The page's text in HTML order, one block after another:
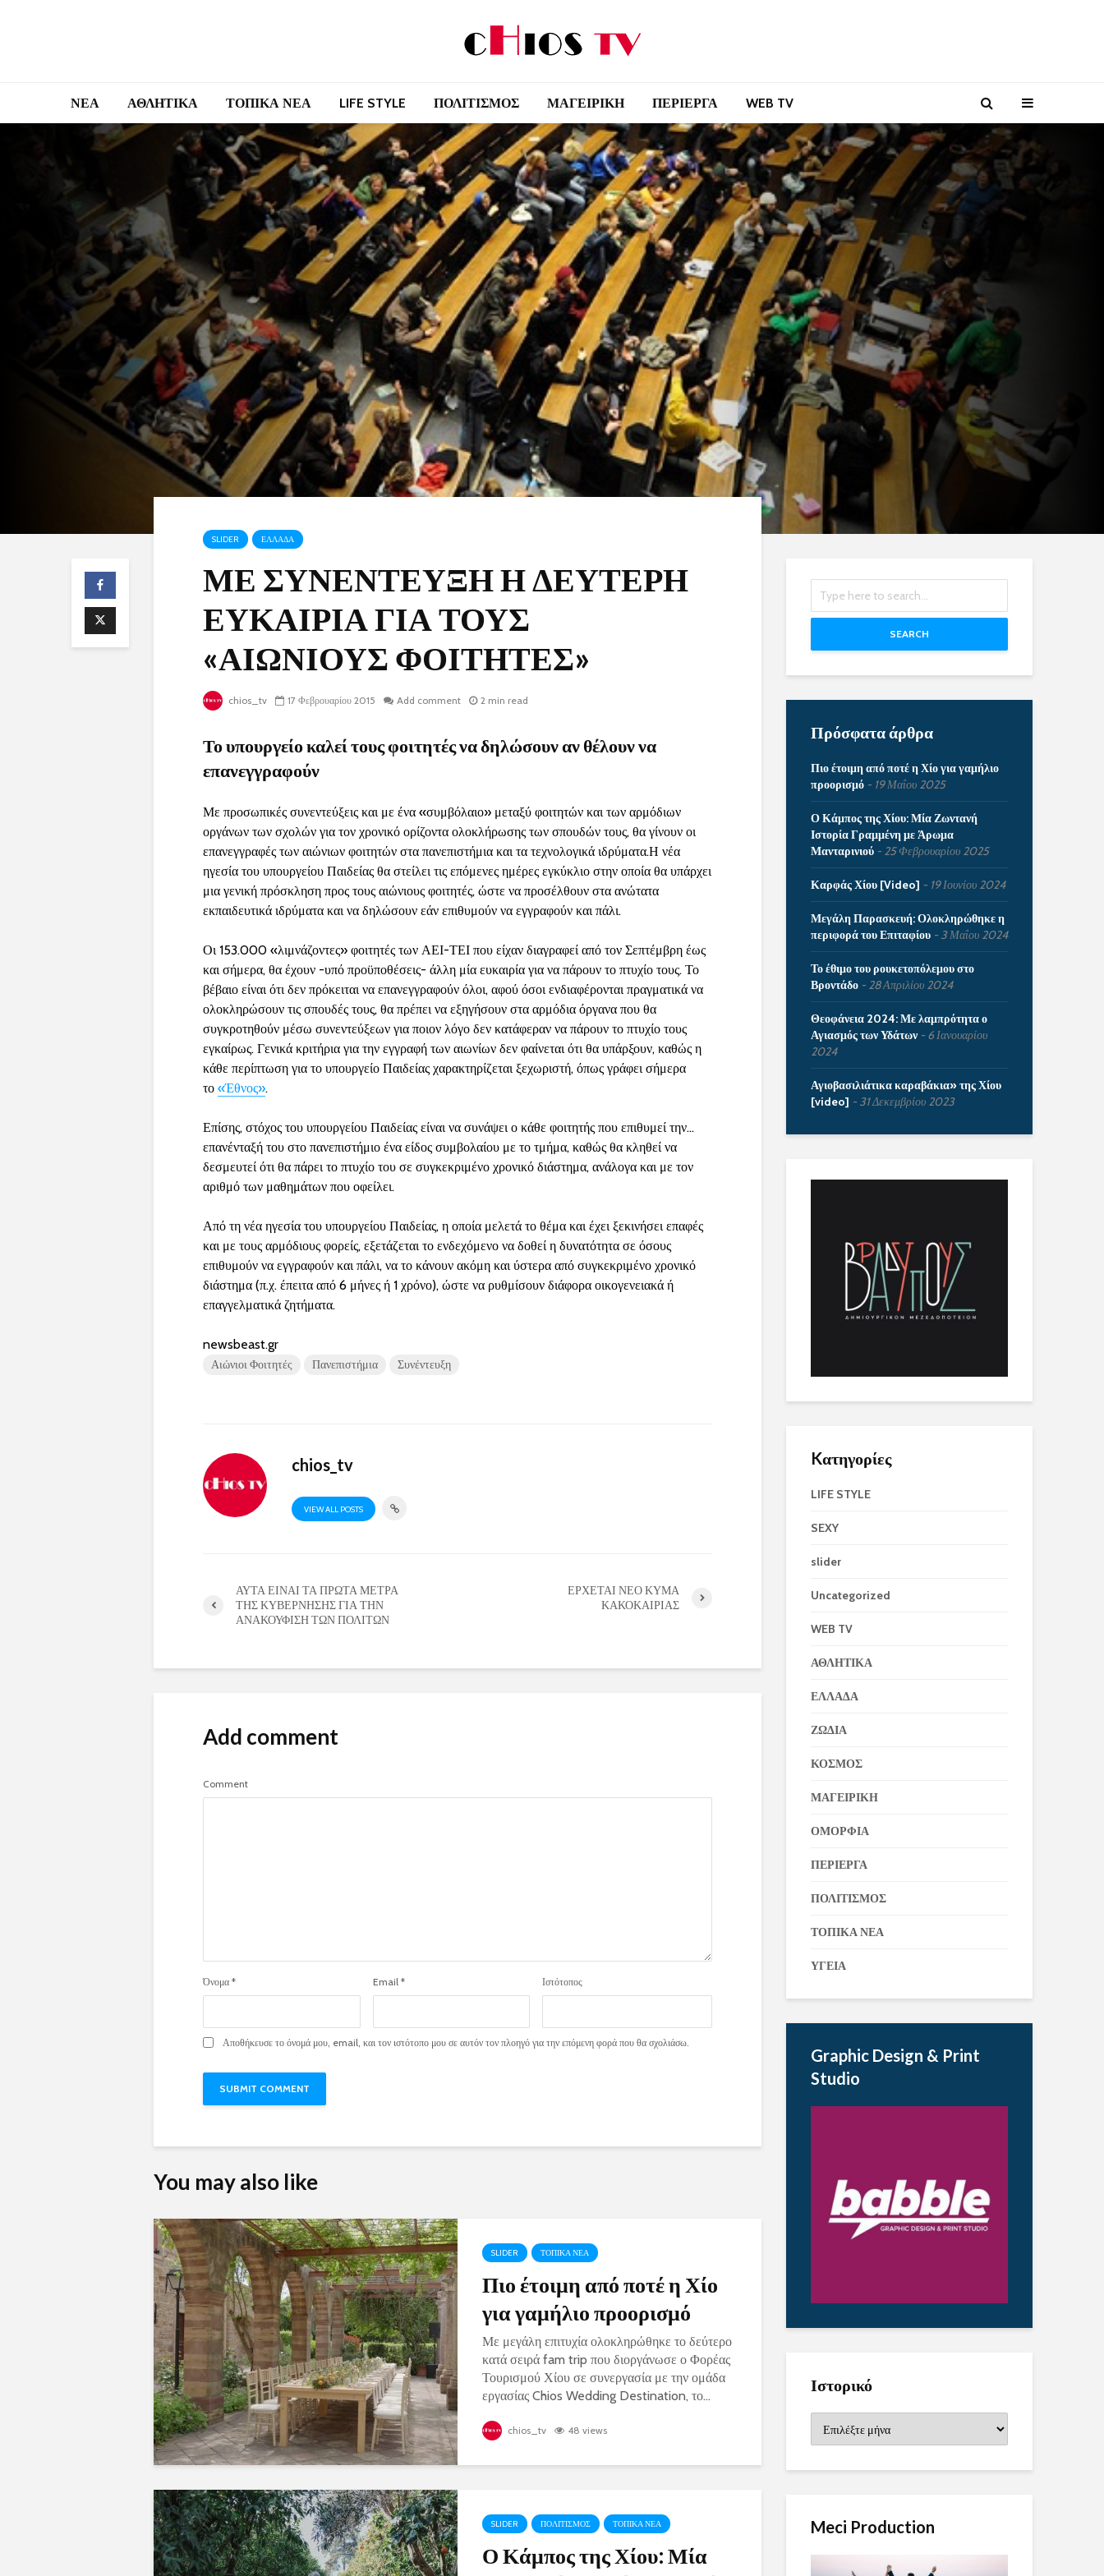
ΝΕΑ ΑΘΛΗΤΙΚΑ ΤΟΠΙΚΑ ΝΕΑ LIFE STYLE ΠΟΛΙΤΙΣΜΟΣ ΜΑΓΕΙΡΙΚΗ ΠΕΡΙΕΡΓΑ WEB TV
SLIDER ΕΛΛΑΔΑ
ΜΕ ΣΥΝΕΝΤΕΥΞΗ Η ΔΕΥΤΕΡΗ
ΕΥΚΑΙΡΙΑ ΓΙΑ ΤΟΥΣ
«ΑΙΩΝΙΟΥΣ ΦΟΙΤΗΤΕΣ»
chios_tv 17 Φεβρουαρίου 2015 Add comment 2 min read
Το υπουργείο καλεί τους φοιτητές να δηλώσουν αν θέλουν να
επανεγγραφούν
Με προσωπικές συνεντεύξεις και με ένα «συμβόλαιο» μεταξύ φοιτητών και των αρμόδιων
οργάνων των σχολών για τον χρονικό ορίζοντα ολοκλήρωσης των σπουδών τους, θα γίνουν οι
επανεγγραφές των αιώνιων φοιτητών στα πανεπιστήμια και τα τεχνολογικά ιδρύματα.Η νέα
ηγεσία του υπουργείου Παιδείας θα στείλει τις επόμενες ημέρες εγκύκλιο στην οποία θα υπάρχει
μια γενική πρόσκληση προς τους αιώνιους φοιτητές, ώστε να προσέλθουν στα ανώτατα
εκπαιδευτικά ιδρύματα και να δηλώσουν εάν επιθυμούν να εγγραφούν και πάλι.
Οι 153.000 «λιμνάζοντες» φοιτητές των ΑΕΙ-ΤΕΙ που είχαν διαγραφεί από τον Σεπτέμβρη έως
και σήμερα, θα έχουν -υπό προϋποθέσεις- άλλη μία ευκαιρία για να πάρουν το πτυχίο τους. Το
βέβαιο είναι ότι δεν πρόκειται να επανεγγραφούν όλοι, αφού όσοι ενδιαφέρονται πραγματικά να
ολοκληρώσουν τις σπουδές τους, θα πρέπει να εξηγήσουν στα αρμόδια όργανα που θα
συγκροτηθούν μέσω συνεντεύξεων για ποιον λόγο δεν κατάφεραν να πάρουν το πτυχίο τους
εγκαίρως. Γενικά κριτήρια για την εγγραφή των αιωνίων δεν φαίνεται ότι θα υπάρξουν, καθώς η
κάθε περίπτωση για το υπουργείο Παιδείας χαρακτηρίζεται ξεχωριστή, όπως γράφει σήμερα
το «Έθνος».
Επίσης, στόχος του υπουργείου Παιδείας είναι να συνάψει ο κάθε φοιτητής που επιθυμεί την…
επανένταξή του στο πανεπιστήμιο ένα είδος συμβολαίου με το τμήμα, καθώς θα κληθεί να
δεσμευτεί ότι θα πάρει το πτυχίο του σε συγκεκριμένο χρονικό διάστημα, ανάλογα και με τον
αριθμό των μαθημάτων που οφείλει.
Από τη νέα ηγεσία του υπουργείου Παιδείας, η οποία μελετά το θέμα και έχει ξεκινήσει επαφές
και με τους αρμόδιους φορείς, εξετάζεται το ενδεχόμενο να δοθεί η δυνατότητα σε όσους
επιθυμούν να εγγραφούν και πάλι, να το κάνουν ακόμη και ύστερα από συγκεκριμένο χρονικό
διάστημα (π.χ. έπειτα από 6 μήνες ή 1 χρόνο), ώστε να ρυθμίσουν διάφορα οικογενειακά ή
επαγγελματικά ζητήματα.
newsbeast.gr
Αιώνιοι Φοιτητές Πανεπιστήμια Συνέντευξη
chios_tv
VIEW ALL POSTS
ΑΥΤΑ ΕΙΝΑΙ ΤΑ ΠΡΩΤΑ ΜΕΤΡΑ
ΤΗΣ ΚΥΒΕΡΝΗΣΗΣ ΓΙΑ ΤΗΝ
ΑΝΑΚΟΥΦΙΣΗ ΤΩΝ ΠΟΛΙΤΩΝ
ΕΡΧΕΤΑΙ ΝΕΟ ΚΥΜΑ
ΚΑΚΟΚΑΙΡΙΑΣ
Add comment
Comment
Όνομα * Email * Ιστότοπος
Αποθήκευσε το όνομά μου, email, και τον ιστότοπο μου σε αυτόν τον πλοηγό για την επόμενη φορά που θα σχολιάσω.
You may also like
SLIDER ΤΟΠΙΚΑ ΝΕΑ
Πιο έτοιμη από ποτέ η Χίο
για γαμήλιο προορισμό
Με μεγάλη επιτυχία ολοκληρώθηκε το δεύτερο
κατά σειρά fam trip που διοργάνωσε ο Φορέας
Τουρισμού Χίου σε συνεργασία με την ομάδα
εργασίας Chios Wedding Destination, το...
chios_tv 48 views
SLIDER ΠΟΛΙΤΙΣΜΟΣ ΤΟΠΙΚΑ ΝΕΑ
Ο Κάμπος της Χίου: Μία
SEARCH
Πρόσφατα άρθρα
Πιο έτοιμη από ποτέ η Χίο για γαμήλιο
προορισμό
19 Μαΐου 2025
Ο Κάμπος της Χίου: Μία Ζωντανή
Ιστορία Γραμμένη με Άρωμα
Μανταρινιού
25 Φεβρουαρίου 2025
Καρφάς Χίου [Video] 19 Ιουνίου 2024
Μεγάλη Παρασκευή: Ολοκληρώθηκε η
περιφορά του Επιταφίου
3 Μαΐου 2024
Το έθιμο του ρουκετοπόλεμου στο
Βροντάδο
28 Απριλίου 2024
Θεοφάνεια 2024: Με λαμπρότητα ο
Αγιασμός των Υδάτων
6 Ιανουαρίου
2024
Αγιοβασιλιάτικα καραβάκια» της Χίου
[video]
31 Δεκεμβρίου 2023
Kατηγορίες
LIFE STYLE
SEXY
slider
Uncategorized
WEB TV
ΑΘΛΗΤΙΚΑ
ΕΛΛΑΔΑ
ΖΩΔΙΑ
ΚΟΣΜΟΣ
ΜΑΓΕΙΡΙΚΗ
ΟΜΟΡΦΙΑ
ΠΕΡΙΕΡΓΑ
ΠΟΛΙΤΙΣΜΟΣ
ΤΟΠΙΚΑ ΝΕΑ
ΥΓΕΙΑ
Graphic Design & Print
Studio
Ιστορικό
Meci Production